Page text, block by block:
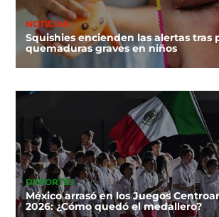
NOTICIAS
Squishies encienden las alertas tras
quemaduras graves en niños
DEPORTES
México arrasó en los Juegos
2026: ¿Cómo quedó el medallero?